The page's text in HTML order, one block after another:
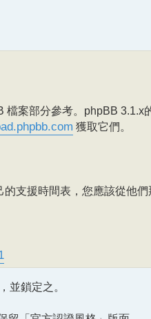
案部分參考。phpBB 3.1.x
獲取它們。
支援時間表，您應該從他們
並鎖定之。